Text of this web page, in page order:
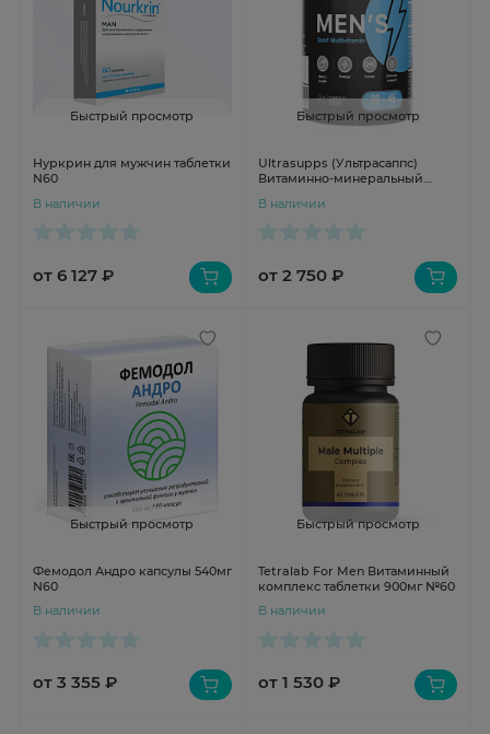
Быстрый просмотр
Нуркрин для мужчин таблетки
N60
В наличии
от 6 127 ₽
Быстрый просмотр
Ultrasupps (Ультрасаппс)
Витаминно-минеральный
таблетки №90
В наличии
от 2 750 ₽
Быстрый просмотр
Фемодол Андро капсулы 540мг
N60
В наличии
от 3 355 ₽
Быстрый просмотр
Tetralab For Men Витаминный
комплекс таблетки 900мг №60
В наличии
от 1 530 ₽